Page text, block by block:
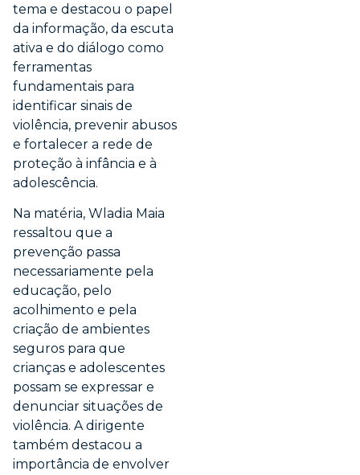
tema e destacou o papel
da informação, da escuta
ativa e do diálogo como
ferramentas
fundamentais para
identificar sinais de
violência, prevenir abusos
e fortalecer a rede de
proteção à infância e à
adolescência.
Na matéria, Wladia Maia
ressaltou que a
prevenção passa
necessariamente pela
educação, pelo
acolhimento e pela
criação de ambientes
seguros para que
crianças e adolescentes
possam se expressar e
denunciar situações de
violência. A dirigente
também destacou a
importância de envolver